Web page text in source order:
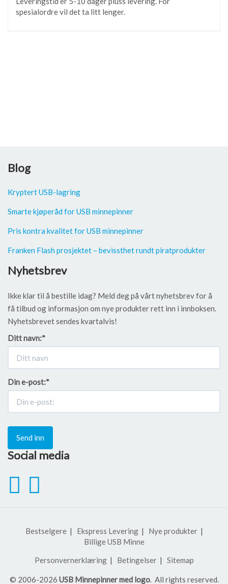
spesialordre vil det ta litt lenger.
Blog
Kryptert USB-lagring
Smarte kjøperåd for USB minnepinner
Pris kontra kvalitet for USB minnepinner
Franken Flash prosjektet – bevissthet rundt piratprodukter
Nyhetsbrev
Ikke klar til å bestille idag? Meld deg på vårt nyhetsbrev for å
få tilbud og informasjon om nye produkter rett inn i innboksen.
Nyhetsbrevet sendes kvartalvis!
Ditt navn:*
Din e-post:*
Send inn
Social media
Bestselgere Ekspress Levering
Nye produkter
Billige USB Minne
Personvernerklæring
Betingelser Sitemap
© 2006-2026 USB Minnepinner med logo. All rights reserved.